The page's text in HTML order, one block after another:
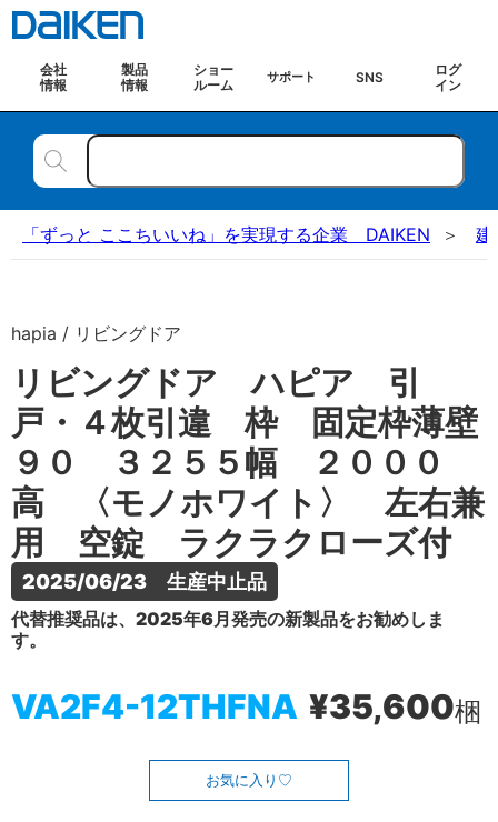
会社
情報
製品
情報
ショー
ルーム
サポート SNS
ログ
イン
「ずっと ここちいいね」を実現する企業 DAIKEN 建
hapia / リビングドア
リビングドア ハピア 引
戸・４枚引違 枠 固定枠薄壁
９０ ３２５５幅 ２０００
高 〈モノホワイト〉 左右兼
用 空錠 ラクラクローズ付
2025/06/23　生産中止品
代替推奨品は、2025年6月発売の新製品をお勧めしま
す。
VA2F4-12THFNA ¥35,600梱
お気に入り